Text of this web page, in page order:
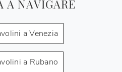
A NAVIGARE
a Venezia
a Rubano